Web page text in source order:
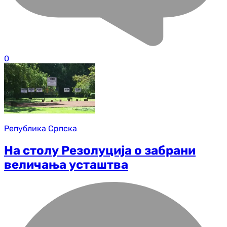
0
Република Српска
На столу Резолуција о забрани
величања усташтва